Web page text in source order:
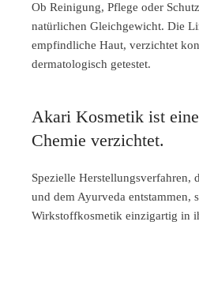
Ob Reinigung, Pflege oder
natürlichen Gleichgewicht. Die
empfindliche Haut, verzichtet
dermatologisch getestet.
Akari Kosmetik ist
Chemie verzichtet.
Spezielle Herstellungsverfahren,
und dem Ayurveda entstammen,
Wirkstoffkosmetik einzigartig in